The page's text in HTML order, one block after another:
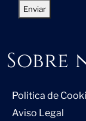
Sobre
Politica de
Aviso Legal